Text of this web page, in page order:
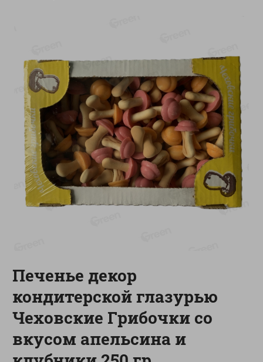
13%
6.89
5.99 руб./шт
Яйца перепелиные
копченые Молодецкие
Местное известное 20 шт
упак Солигорска п/ф
20шт в уп
-20%
4.99
3.99 руб./ шт
Конфеты фруктово-
ягодные Местное
известное яблоко-тыква
Хоба
60г
Специально для вас
Печенье декор
кондитерской глазурью
Чеховские Грибочки со
вкусом апельсина и